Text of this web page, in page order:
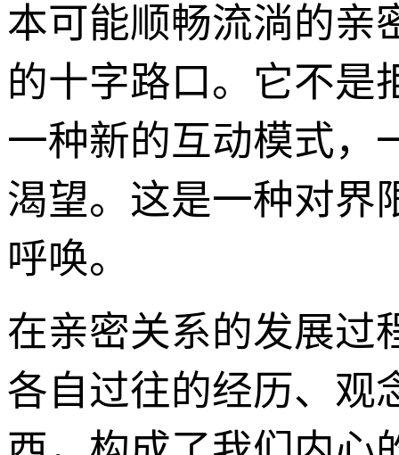
本可能顺畅流淌的亲
的十字路口。它不是
一种新的互动模式，
渴望。这是一种对界
呼唤。
在亲密关系的发展过
各自过往的经历、观